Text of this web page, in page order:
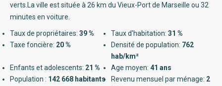
verts.La ville est située à 26 km du Vieux-Port de Marseille ou 32
minutes en voiture.
Taux de propriétaires: 39 % Taux d'habitation: 31 %
Taxe foncière: 20 % Densité de population: 762
hab/km²
Enfants et adolescents: 21 % Age moyen: 41 ans
Population : 142 668 habitants Revenu mensuel par ménage: 2